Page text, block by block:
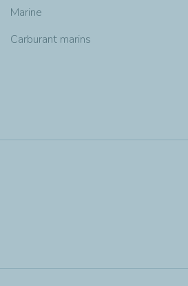
Marine
Carburant marins